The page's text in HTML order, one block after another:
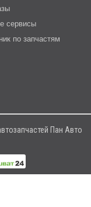
сервисы
по запчастям
Пан Авто